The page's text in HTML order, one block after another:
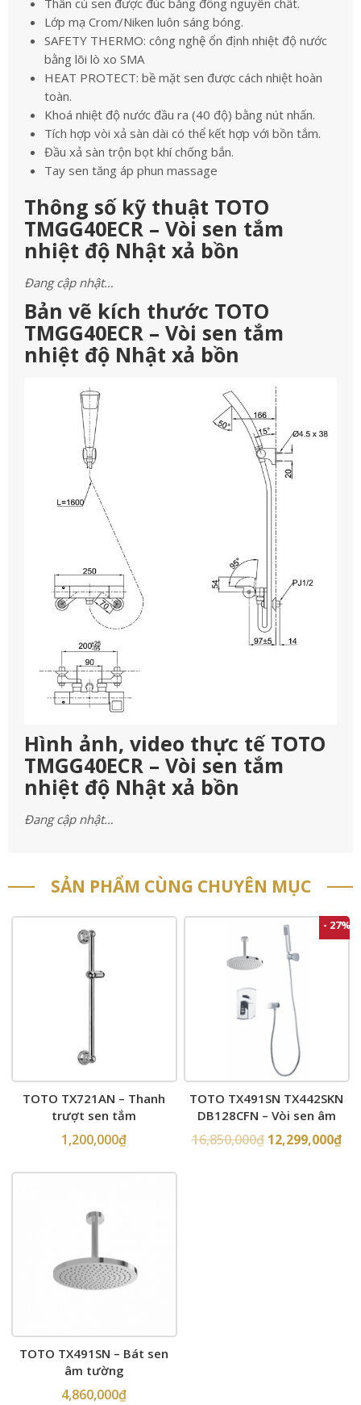
Thân củ sen được đúc bằng đồng nguyên chất.
Lớp mạ Crom/Niken luôn sáng bóng.
SAFETY THERMO: công nghệ ổn định nhiệt độ nước
bằng lõi lò xo SMA
HEAT PROTECT: bề mặt sen được cách nhiệt hoàn
toàn.
Khoá nhiệt độ nước đầu ra (40 độ) bằng nút nhấn.
Tích hợp vòi xả sàn dài có thể kết hợp với bồn tắm.
Đầu xả sàn trộn bọt khí chống bắn.
Tay sen tăng áp phun massage
Thông số kỹ thuật TOTO
TMGG40ECR – Vòi sen tắm
nhiệt độ Nhật xả bồn
Đang cập nhật…
Bản vẽ kích thước TOTO
TMGG40ECR – Vòi sen tắm
nhiệt độ Nhật xả bồn
Hình ảnh, video thực tế TOTO
TMGG40ECR – Vòi sen tắm
nhiệt độ Nhật xả bồn
Đang cập nhật…
SẢN PHẨM CÙNG CHUYÊN MỤC
TOTO TX721AN – Thanh
trượt sen tắm
1,200,000₫
- 27%
TOTO TX491SN TX442SKN
DB128CFN – Vòi sen âm
tường
16,850,000₫ 12,299,000₫
TOTO TX491SN – Bát sen
âm tường
4,860,000₫